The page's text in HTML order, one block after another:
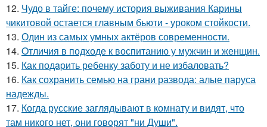
12. Чудо в тайге: почему история выживания Карины
чикитовой остается главным бьюти - уроком стойкости.
13. Один из самых умных актёров современности.
14. Oтличия в подходе к воспитанию у мужчин и женщин.
15. Как подapить ребенку заботу и не избаловать?
16. Как сохранить семью на грани развода: алые паруса
надежды.
17. Когда русские заглядывают в комнату и видят, что
там никого нет, они говорят "ни Души".